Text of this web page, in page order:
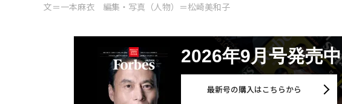
文＝一本麻衣 編集・写真（人物）＝松崎美和子
2026年9月号発売中
最新号の購入はこちらから